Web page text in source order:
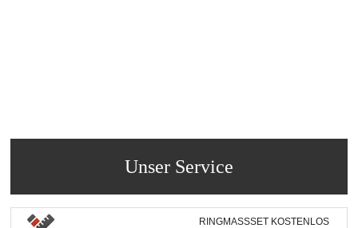
Unser Service
RINGMASSSET KOSTENLOS